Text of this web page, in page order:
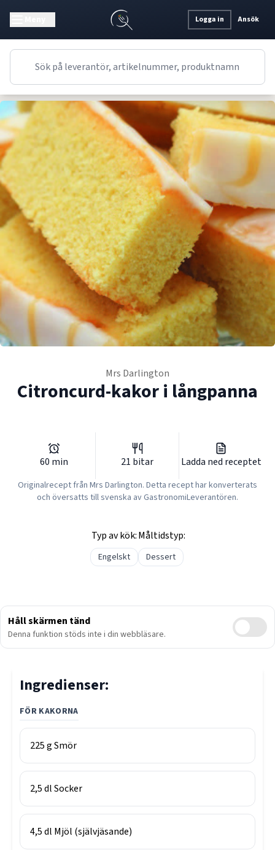
Logga in Ansök
Recept Dessert Engelskt Citroncurd-kakor i långpanna
Mrs Darlington
Citroncurd-kakor i långpanna
60 min 21 bitar Ladda ned receptet
Originalrecept från Mrs Darlington. Detta recept har konverterats
och översatts till svenska av GastronomiLeverantören.
Typ av kök:
Engelskt
Måltidstyp:
Dessert
Håll skärmen tänd
Denna funktion stöds inte i din webbläsare.
Ingredienser:
FÖR KAKORNA
225gSmör
2,5dlSocker
4,5dl Mjöl (självjäsande)